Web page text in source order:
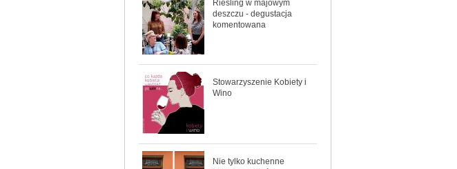
Riesling w majowym
deszczu - degustacja
komentowana
Stowarzyszenie Kobiety i
Wino
Nie tylko kuchenne